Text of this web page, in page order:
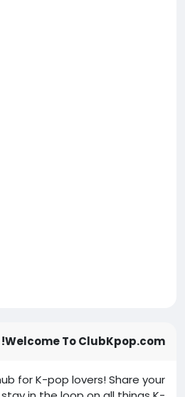
Welcome To ClubKpop.com!
for K-pop lovers! Share your